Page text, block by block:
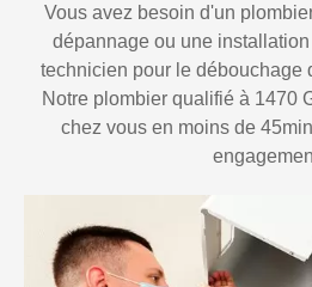
Vous avez besoin d'un
dépannage ou une
technicien pour le débouchage
Notre plombier qualifié à 1470
chez vous en moins de